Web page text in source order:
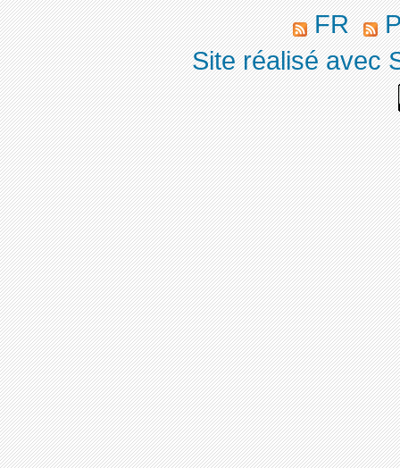
FR
Site réalisé avec